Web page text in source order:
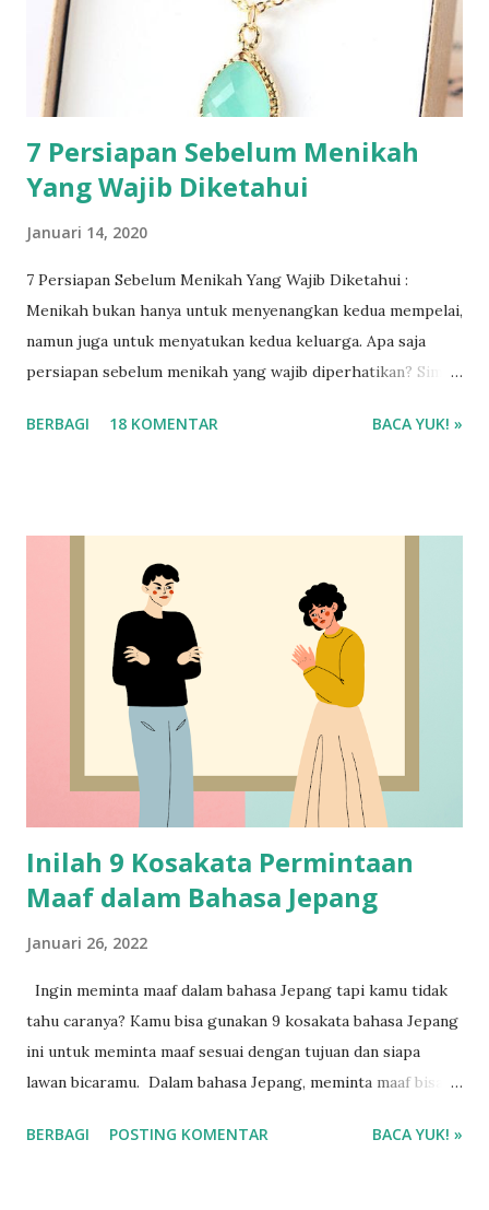
7 Persiapan Sebelum Menikah
Yang Wajib Diketahui
Januari 14, 2020
7 Persiapan Sebelum Menikah Yang Wajib Diketahui :
Menikah bukan hanya untuk menyenangkan kedua mempelai,
namun juga untuk menyatukan kedua keluarga. Apa saja
persiapan sebelum menikah yang wajib diperhatikan? Simak
BERBAGI 18 KOMENTAR BACA YUK! »
Inilah 9 Kosakata Permintaan
Maaf dalam Bahasa Jepang
Januari 26, 2022
Ingin meminta maaf dalam bahasa Jepang tapi kamu tidak
tahu caranya? Kamu bisa gunakan 9 kosakata bahasa Jepang
ini untuk meminta maaf sesuai dengan tujuan dan siapa
lawan bicaramu. Dalam bahasa Jepang, meminta maaf bisa
formal maupun informal.
BERBAGI POSTING KOMENTAR BACA YUK! »